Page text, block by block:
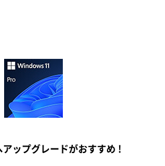
ップグレードがおすすめ !